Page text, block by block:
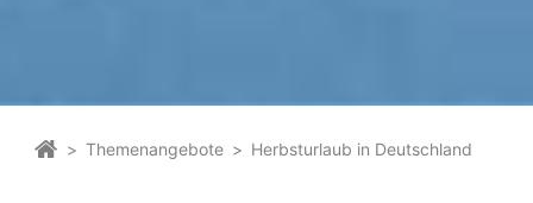
> Themenangebote > Herbsturlaub in Deutschland